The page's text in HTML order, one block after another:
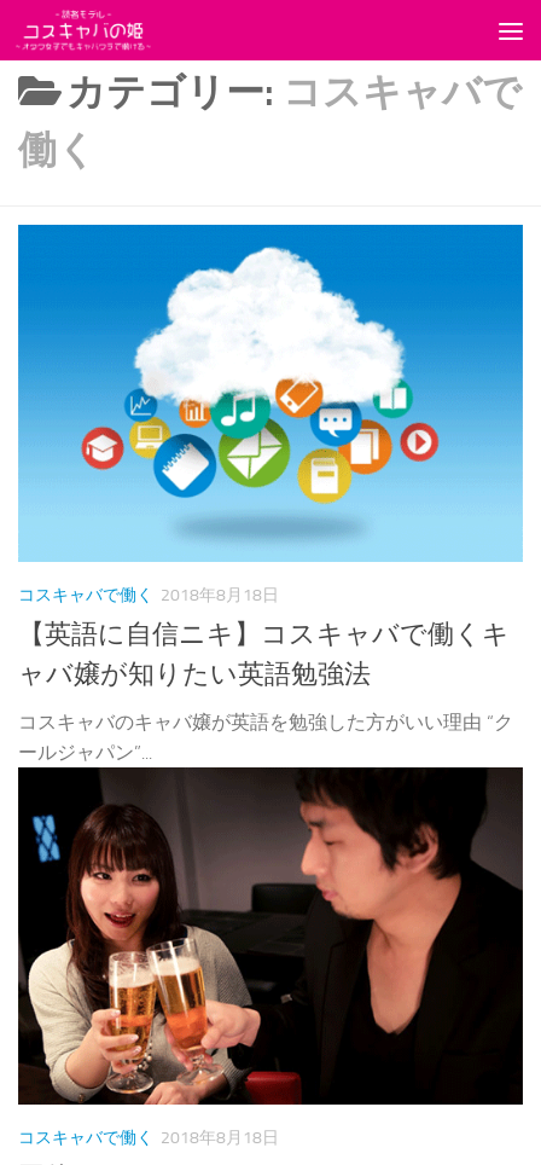
コンテンツへスキップ
カテゴリー: コスキャバで
働く
コスキャバで働く 2018年8月18日
【英語に自信ニキ】コスキャバで働くキ
ャバ嬢が知りたい英語勉強法
コスキャバのキャバ嬢が英語を勉強した方がいい理由 “ク
ールジャパン”...
コスキャバで働く 2018年8月18日